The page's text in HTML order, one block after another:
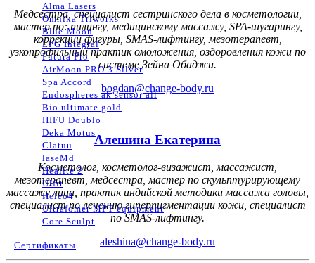
Alma Lasers
Omnika Triworks
Blue-Moon
LPG Integral
Futura Pro
AirMoon PRO 3 Silver
Spa Accord
Endospheres ak sensor all
Bio ultimate gold
HIFU Doublo
Deka Motus
Clatuu
laseMd
Healite 2
Ulfit
Heleo4
Ultrafomer MPT equipment
Core Sculpt
Сертификаты
Медсестра, специалист сестринского дела в косметологии,
мастер по: пилингу, медицинскому массажу, SPA-шугарингу,
коррекции фигуры, SMAS-лифтингу, мезотерапевт,
узкопрофильный практик омоложения, оздоровления кожи по
системе Зейна Обаджи.
bogdan@change-body.ru
Алешина Екатерина
Косметолог, косметолог-визажист, массажист,
мезотерапевт, медсестра, мастер по скульптурирующему
массажу лица, практик индийской методики массажа головы,
специалист по лечению гиперпигментации кожи, специалист
по SMAS-лифтингу.
aleshina@change-body.ru